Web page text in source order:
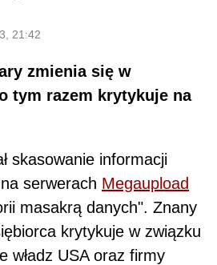
21:42
zmienia się w
tym razem krytykuje na
skasowanie informacji
serwerach Megaupload
masakrą danych". Znany
krytykuje w związku
władz USA oraz firmy